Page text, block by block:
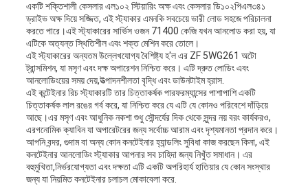
একটি শক্তিশালী কেসলার এল১০২ স্টিয়ারিং অক্ষ এবং কেসলার ডি১০২পিএল৩৪১
ড্রাইভ অক্ষ দিয়ে সজ্জিত, এই স্ট্যাকার এমনকি সবচেয়ে ভারী লোড সহজে পরিচালনা
করতে পারে।এই স্ট্যাকারের সার্ভিস ওজন 71400 কেজি যখন আনলোড করা হয়, যা
এটিকে অত্যন্ত স্থিতিশীল এবং শক্ত মেশিন করে তোলে।
এই স্ট্যাকারের অন্যতম উল্লেখযোগ্য বৈশিষ্ট্য হ'ল এর ZF 5WG261 অটো
ট্রান্সমিশন, যা মসৃণ এবং দক্ষ অপারেশন নিশ্চিত করে। এটি দ্রুত লোডিং এবং
আনলোডিংয়ের সময় দেয়,উত্পাদনশীলতা বৃদ্ধি এবং ডাউনটাইম হ্রাস.
এই কন্টেইনার রিচ স্ট্যাকারটি তার চিত্তাকর্ষক পারফরম্যান্সের পাশাপাশি একটি
চিত্তাকর্ষক লাল রঙের গর্ব করে, যা নিশ্চিত করে যে এটি যে কোনও পরিবেশে দাঁড়িয়ে
আছে।এর মসৃণ এবং আধুনিক নকশা শুধু সৌন্দর্যের দিক থেকে সুন্দর নয় বরং কার্যকরও,
এরগনোমিক ক্যাবিন যা অপারেটরের জন্য সর্বোচ্চ আরাম এবং দৃশ্যমানতা প্রদান করে।
আপনি বন্দর, গুদাম বা অন্য কোন কনটেইনার হ্যান্ডলিং সুবিধা কাজ করছেন কিনা, এই
কনটেইনার আনলোডিং স্ট্যাকার আপনার সব চাহিদা জন্য নিখুঁত সমাধান। এর
বহুমুখিতা,নির্ভরযোগ্যতা এবং দক্ষতা এটি একটি অপরিহার্য হাতিয়ার যে কোন সংস্থার
জন্য যা নিয়মিত কনটেইনার চলাচল মোকাবেলা করে.